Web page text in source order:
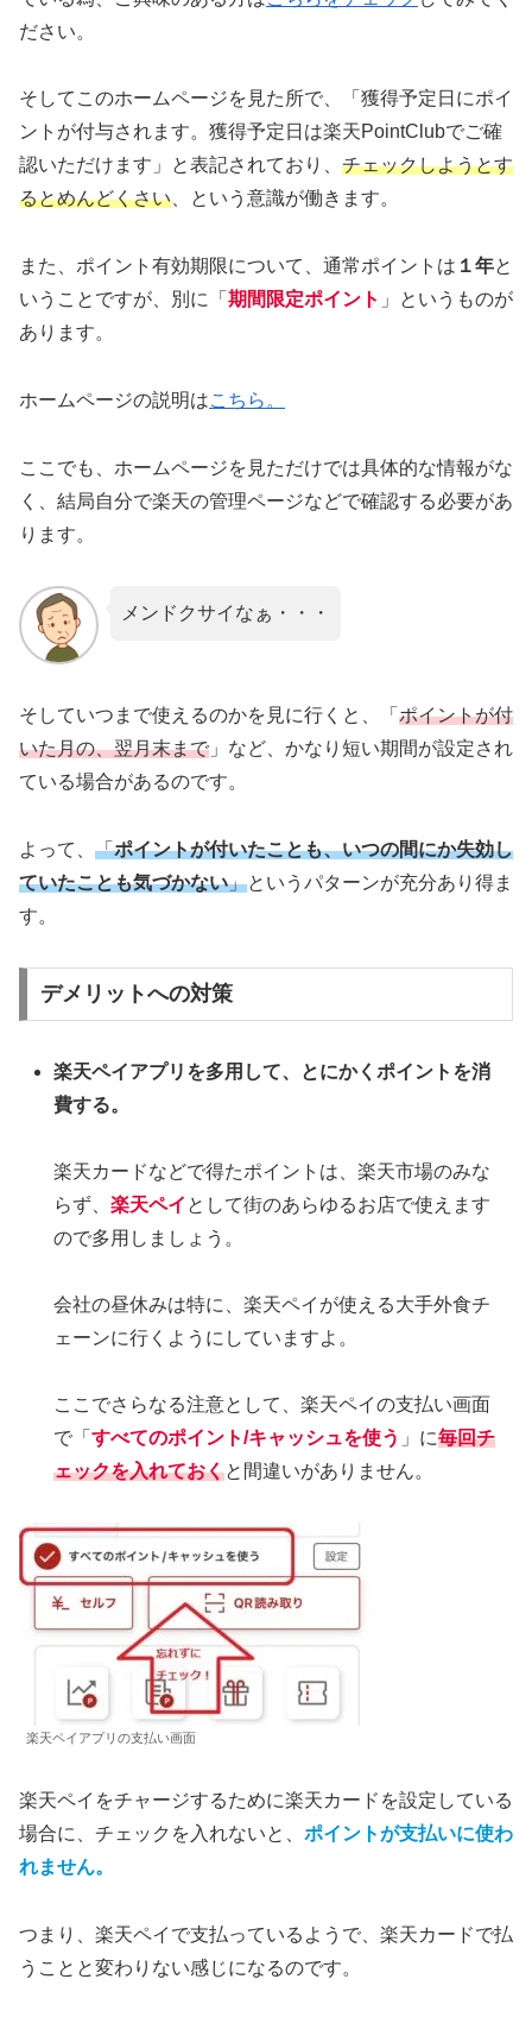
ださい。
そしてこのホームページを見た所で、「獲得予定日にポイ
ントが付与されます。獲得予定日は楽天PointClubでご確
認いただけます」と表記されており、 チェックしようとす
るとめんどくさい、という意識が働きます。
また、ポイント有効期限について、通常ポイントは １年と
いうことですが、別に「 期間限定ポイント 」というものが
あります。
ホームページの説明はこちら。
ここでも、ホームページを見ただけでは具体的な情報がな
く、結局自分で楽天の管理ページなどで確認する必要があ
ります。
メンドクサイなぁ・・・
そしていつまで使えるのかを見に行くと、「 ポイントが付
いた月の、翌月末まで 」など、かなり短い期間が設定され
ている場合があるのです。
よって、 「ポイントが付いたことも、いつの間にか失効し
ていたことも気づかない」というパターンが充分あり得ま
す。
デメリットへの対策
楽天ペイアプリを多用して、とにかくポイントを消
費する。
楽天カードなどで得たポイントは、楽天市場のみな
らず、楽天ペイ として街のあらゆるお店で使えます
ので多用しましょう。
会社の昼休みは特に、楽天ペイが使える大手外食チ
ェーンに行くようにしていますよ。
ここでさらなる注意として、楽天ペイの支払い画面
で「すべてのポイント/キャッシュを使う 」に毎回チ
ェックを入れておくと間違いがありません。
楽天ペイアプリの支払い画面
楽天ペイをチャージするために楽天カードを設定している
場合に、チェックを入れないと、 ポイントが支払いに使わ
れません。
つまり、楽天ペイで支払っているようで、楽天カードで払
うことと変わりない感じになるのです。